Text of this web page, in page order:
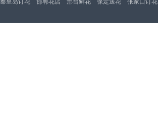
秦皇岛订花
邯郸花店 邢台鲜花 保定送花 张家口订花